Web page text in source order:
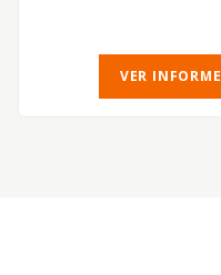
VER INFORME